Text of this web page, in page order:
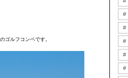
ゴルフコンペです。